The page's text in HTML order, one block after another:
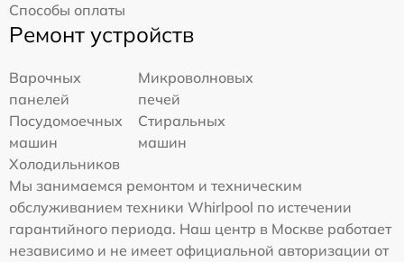
Способы оплаты
Ремонт устройств
Варочных
панелей
Микроволновых
печей
Посудомоечных
машин
Стиральных
машин
Холодильников
Мы занимаемся ремонтом и техническим
обслуживанием техники Whirlpool по истечении
гарантийного периода. Наш центр в Москве работает
независимо и не имеет официальной авторизации от